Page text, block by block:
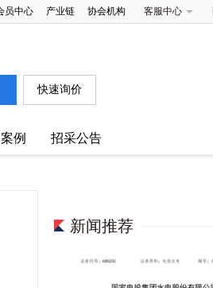
员中心 产业链 协会机构 客服中心
快速询价
例 招采公告
新闻推荐